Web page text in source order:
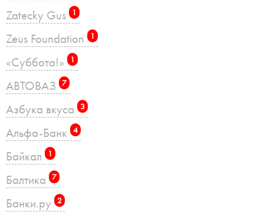
Zatecky Gus 1
Zeus Foundation 1
«Суббота!» 1
АВТОВАЗ 7
Азбука вкуса 3
Альфа-Банк 4
Байкал 1
Балтика 7
Банки.ру 2